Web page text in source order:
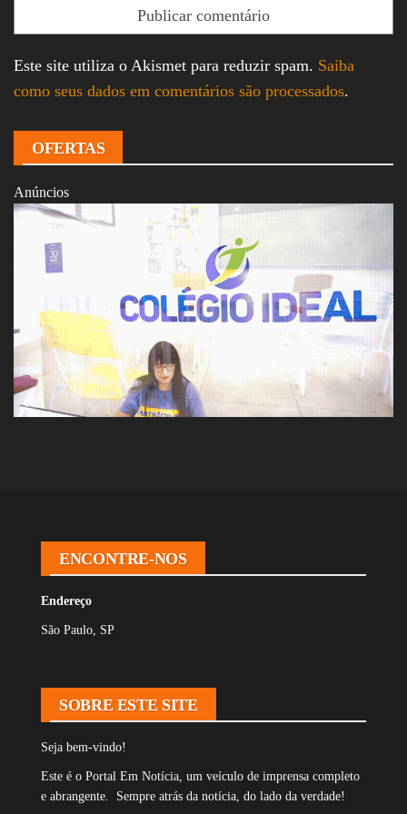
Este site utiliza o Akismet para reduzir spam. Saiba
como seus dados em comentários são processados.
OFERTAS
Anúncios
ENCONTRE-NOS
Endereço
São Paulo, SP
SOBRE ESTE SITE
Seja bem-vindo!
Este é o Portal Em Notícia, um veículo de imprensa completo
e abrangente. Sempre atrás da notícia, do lado da verdade!